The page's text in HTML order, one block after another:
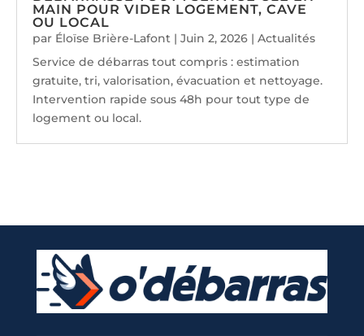
MAIN POUR VIDER LOGEMENT, CAVE
OU LOCAL
par Éloïse Brière-Lafont |Juin 2, 2026 |Actualités
Service de débarras tout compris : estimation
gratuite, tri, valorisation, évacuation et nettoyage.
Intervention rapide sous 48h pour tout type de
logement ou local.